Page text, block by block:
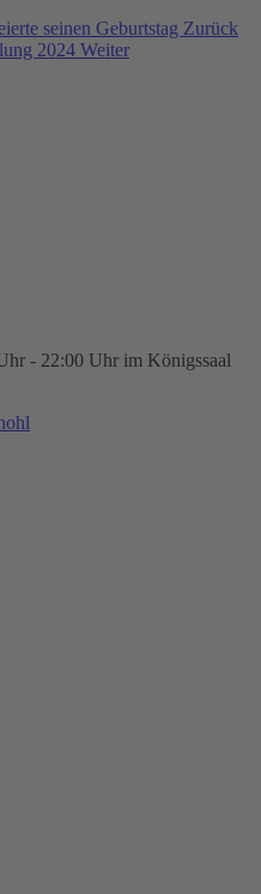
seinen Geburtstag Zurück
2024 Weiter
- 22:00 Uhr im Königssaal